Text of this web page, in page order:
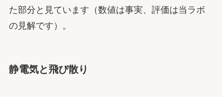
た部分と見ています（数値は事実、評価は当ラボ
の見解です）。
静電気と飛び散り